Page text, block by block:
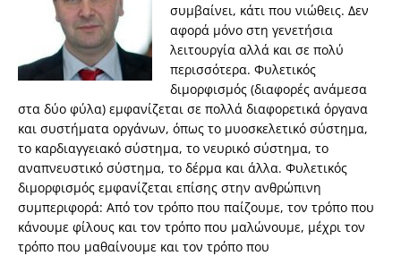
συμβαίνει, κάτι που νιώθεις. Δεν
αφορά μόνο στη γενετήσια
λειτουργία αλλά και σε πολύ
περισσότερα. Φυλετικός
διμορφισμός (διαφορές ανάμεσα
στα δύο φύλα) εμφανίζεται σε πολλά διαφορετικά όργανα
και συστήματα οργάνων, όπως το μυοσκελετικό σύστημα,
το καρδιαγγειακό σύστημα, το νευρικό σύστημα, το
αναπνευστικό σύστημα, το δέρμα και άλλα. Φυλετικός
διμορφισμός εμφανίζεται επίσης στην ανθρώπινη
συμπεριφορά: Από τον τρόπο που παίζουμε, τον τρόπο που
κάνουμε φίλους και τον τρόπο που μαλώνουμε, μέχρι τον
τρόπο που μαθαίνουμε και τον τρόπο που